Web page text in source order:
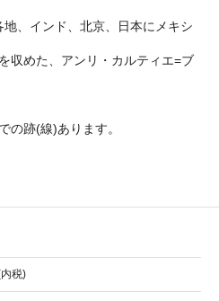
、インド、北京、日本にメキシ
収めた、アンリ・カルティエ=ブ
の跡(線)あります。
税)